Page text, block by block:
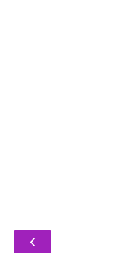
‹